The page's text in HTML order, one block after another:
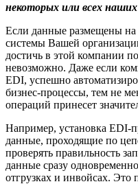
некоторых или всех наших
Если данные размещены на
системы Вашей
достичь в этой компании
невозможно. Даже если
EDI, успешно
бизнес-процессы, тем не
операций принесет
Например, установка
данные, проходящие по
проверять правильность
данные сразу
отгрузках и инвойсах. Это